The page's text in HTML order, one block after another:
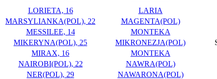
LORIETA, 16
LARIA
MARSYLIANKA(POL), 22
MAGENTA(POL)
MESSILEE, 14
MONTEKA
MIKERYNA(POL), 25
MIKRONEZJA(POL)
MIRAX, 16
MONTEKA
NAIROBI(POL), 22
NAWRA(POL)
NER(POL), 29
NAWARONA(POL)